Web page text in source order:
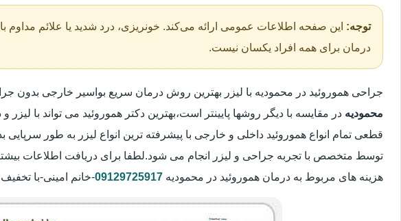
توجه: این صفحه اطلاعات عمومی ارائه می‌کند. خونریزی، درد شدید یا علائم
درمان برای همه افراد یکسان نیست.
جراحی هموروئید در محمودیه با لیزر بهترین روش درمان سریع بواسیر خارجی بدون
محمودیه در مقایسه با دیگر روشها پایینتر است،بهترین دکتر هموروئید می تواند با
قطعی تمام انواع هموروئید داخلی و خارجی با پیشرفته ترین انواع لیزر به طور
توسط متخصص با تجربه جراحی و لیزر انجام می شود.لطفا برای دریافت اطلاعات
هزینه های مربوط به درمان هموروئید در محمودیه 09129725917-خانم امینی-با